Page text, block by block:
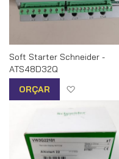
Soft Starter Schneider -
ATS48D32Q
ORÇAR